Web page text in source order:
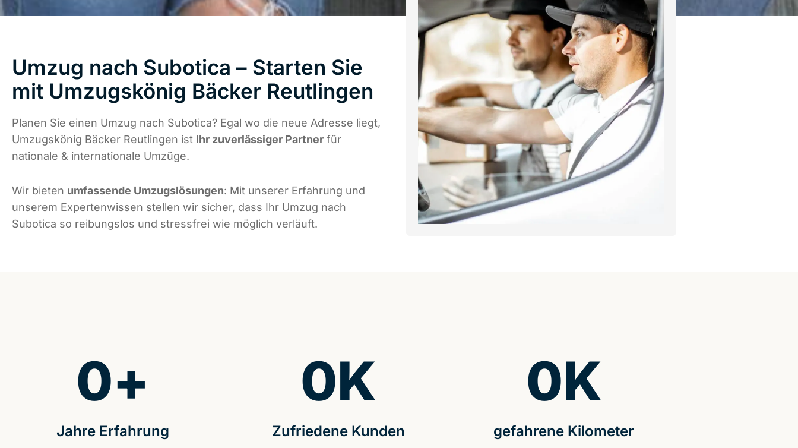
Umzug nach Subotica – Starten Sie
mit Umzugskönig Bäcker Reutlingen
Planen Sie einen Umzug nach Subotica? Egal wo die neue Adresse liegt,
Umzugskönig Bäcker Reutlingen ist Ihr zuverlässiger Partner für
nationale & internationale Umzüge.
Wir bieten umfassende Umzugslösungen: Mit unserer Erfahrung und
unserem Expertenwissen stellen wir sicher, dass Ihr Umzug nach
Subotica so reibungslos und stressfrei wie möglich verläuft.
Jahre Erfahrung
0+
Zufriedene Kunden
0K
gefahrene Kilometer
0K